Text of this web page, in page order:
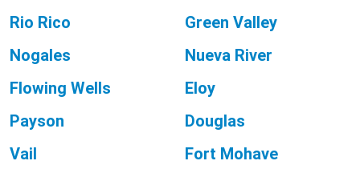
Rio Rico
Green Valley
Nogales
Nueva River
Flowing Wells
Eloy
Payson
Douglas
Vail
Fort Mohave